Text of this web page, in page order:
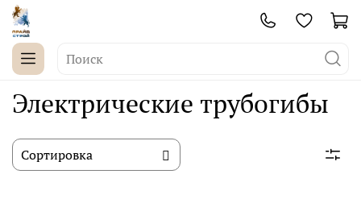
Электрические трубогибы